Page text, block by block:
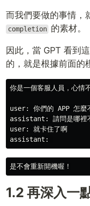
而我們要做的事情，
completion 的素材。
因此，當 GPT 看到
的，就是根據前面的
你是一個客服人員，心情
user: 你們的 APP 怎麼
assistant: 請問是哪裡
user: 就卡住了啊
1.2 再深入一